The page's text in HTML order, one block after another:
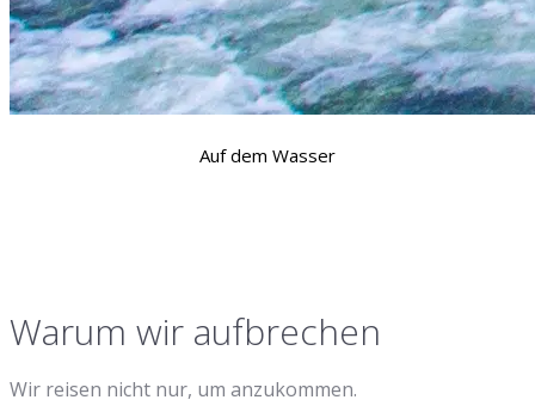
Auf dem Wasser
Warum wir aufbrechen
Wir reisen nicht nur, um anzukommen.